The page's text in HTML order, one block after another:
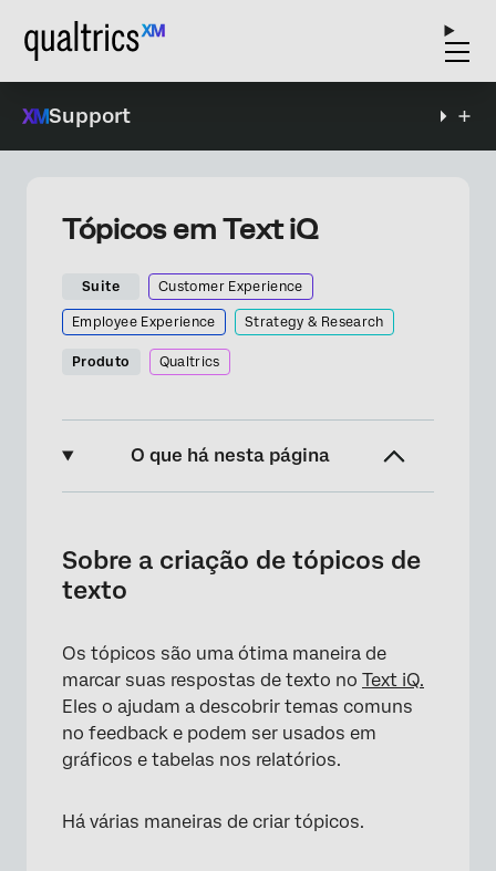
Support
Tópicos em Text iQ
Suite Customer Experience
Employee Experience Strategy & Research
Produto Qualtrics
O que há nesta página
Criação de tópicos a partir de pesquisas
Criação de consultas
Tópicos recomendados
Gerenciamento de tópicos
Tópicos hierárquicos
Sobre a criação de tópicos de
texto
Os tópicos são uma ótima maneira de
marcar suas respostas de texto no Text iQ.
Eles o ajudam a descobrir temas comuns
no feedback e podem ser usados em
gráficos e tabelas nos relatórios.
Há várias maneiras de criar tópicos.